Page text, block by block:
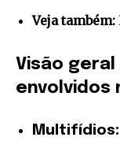
Veja também:
Visão
envolvidos
Multifídios: